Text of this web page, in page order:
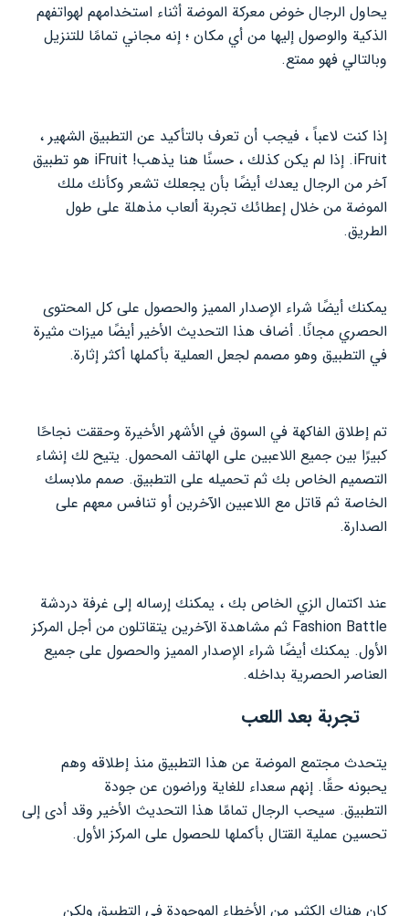
يحاول الرجال خوض معركة الموضة أثناء استخدامهم لهواتفهم
الذكية والوصول إليها من أي مكان ؛ إنه مجاني تمامًا للتنزيل
وبالتالي فهو ممتع.
إذا كنت لاعباً ، فيجب أن تعرف بالتأكيد عن التطبيق الشهير ،
iFruit. إذا لم يكن كذلك ، حسنًا هنا يذهب! iFruit هو تطبيق
آخر من الرجال يعدك أيضًا بأن يجعلك تشعر وكأنك ملك
الموضة من خلال إعطائك تجربة ألعاب مذهلة على طول
الطريق.
يمكنك أيضًا شراء الإصدار المميز والحصول على كل المحتوى
الحصري مجانًا. أضاف هذا التحديث الأخير أيضًا ميزات مثيرة
في التطبيق وهو مصمم لجعل العملية بأكملها أكثر إثارة.
تم إطلاق الفاكهة في السوق في الأشهر الأخيرة وحققت نجاحًا
كبيرًا بين جميع اللاعبين على الهاتف المحمول. يتيح لك إنشاء
التصميم الخاص بك ثم تحميله على التطبيق. صمم ملابسك
الخاصة ثم قاتل مع اللاعبين الآخرين أو تنافس معهم على
الصدارة.
عند اكتمال الزي الخاص بك ، يمكنك إرساله إلى غرفة دردشة
Fashion Battle ثم مشاهدة الآخرين يتقاتلون من أجل المركز
الأول. يمكنك أيضًا شراء الإصدار المميز والحصول على جميع
العناصر الحصرية بداخله.
تجربة بعد اللعب
يتحدث مجتمع الموضة عن هذا التطبيق منذ إطلاقه وهم
يحبونه حقًا. إنهم سعداء للغاية وراضون عن جودة
التطبيق. سيحب الرجال تمامًا هذا التحديث الأخير وقد أدى إلى
تحسين عملية القتال بأكملها للحصول على المركز الأول.
كان هناك الكثير من الأخطاء الموجودة في التطبيق ولكن